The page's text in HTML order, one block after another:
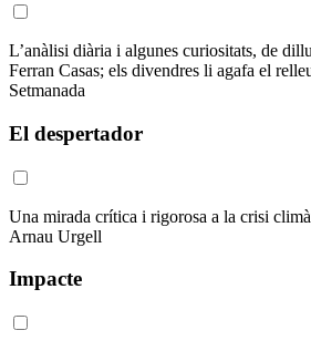
L’anàlisi diària i algunes curiositats, de
Ferran Casas; els divendres li agafa el
Setmanada
El despertador
Una mirada crítica i rigorosa a la crisi
Arnau Urgell
Impacte